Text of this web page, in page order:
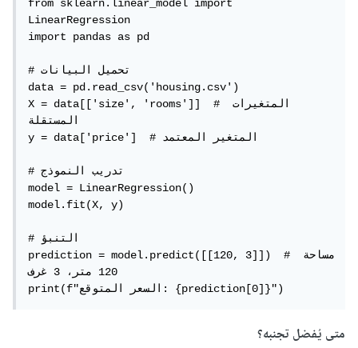
from sklearn.linear_model import
LinearRegression
import pandas as pd
# تحميل البيانات
data = pd.read_csv('housing.csv')
X = data[['size', 'rooms']]  # المتغيرات
المستقلة
y = data['price']  # المتغير المعتمد
# تدريب النموذج
model = LinearRegression()
model.fit(X, y)
# التنبؤ
prediction = model.predict([[120, 3]])  # مساحة
120 متر، 3 غرف
print(f"السعر المتوقع: {prediction[0]}")
متى يُفضل تجنبه؟